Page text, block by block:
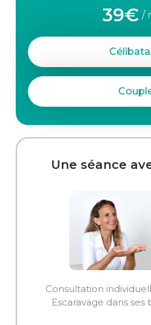
39€ /
Une séance
Consultation
Escaravage dans ses